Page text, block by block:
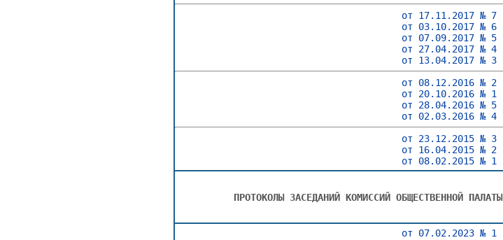
от 17.11.2017 № 7
от 03.10.2017 № 6
от 07.09.2017 № 5
от 27.04.2017 № 4
от 13.04.2017 № 3
от 08.12.2016 № 2
от 20.10.2016 № 1
от 28.04.2016 № 5
от 02.03.2016 № 4
от 23.12.2015 № 3
от 16.04.2015 № 2
от 08.02.2015 № 1
ПРОТОКОЛЫ ЗАСЕДАНИЙ КОМИССИЙ ОБЩЕСТВЕННОЙ
от 07.02.2023 № 1